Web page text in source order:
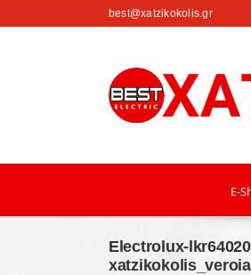
περιεχόμενο
best@xatzikokolis.gr
E-
Electrolux-
xatzikokolis_veroia